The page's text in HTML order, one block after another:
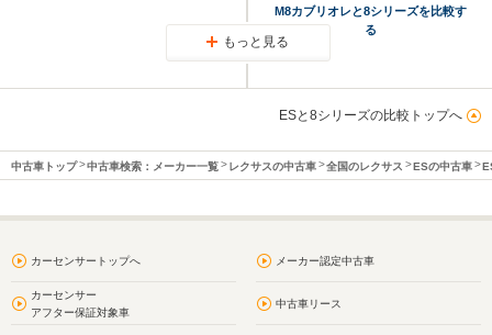
M8カブリオレと8シリーズを比較す
る
もっと見る
ESと8シリーズの比較トップへ
中古車トップ 中古車検索：メーカー一覧 レクサスの中古車 全国のレクサス ESの中古車
カーセンサートップへ メーカー認定中古車
カーセンサー
アフター保証対象車
中古車リース